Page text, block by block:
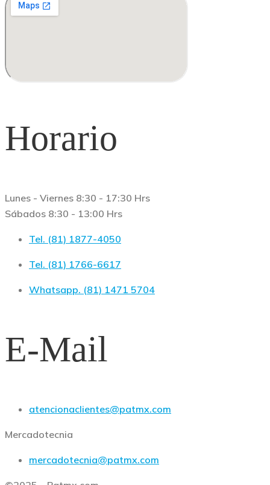
Horario
Lunes - Viernes 8:30 - 17:30 Hrs
Sábados 8:30 - 13:00 Hrs
Tel. (81) 1877-4050
Tel. (81) 1766-6617
Whatsapp. (81) 1471 5704
E-Mail
atencionaclientes@patmx.com
Mercadotecnia
mercadotecnia@patmx.com